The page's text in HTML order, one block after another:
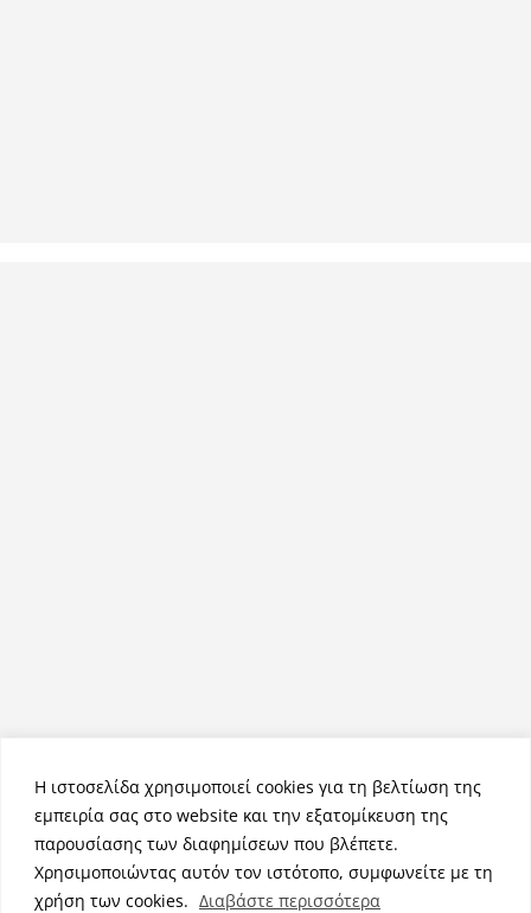
Η ιστοσελίδα χρησιμοποιεί cookies για τη βελτίωση της
εμπειρία σας στο website και την εξατομίκευση της
παρουσίασης των διαφημίσεων που βλέπετε.
Χρησιμοποιώντας αυτόν τον ιστότοπο, συμφωνείτε με τη
χρήση των cookies. Διαβάστε περισσότερα
Πνευματικά Δικαιώματα © 2026NemeaPress. Τα πνευματικά